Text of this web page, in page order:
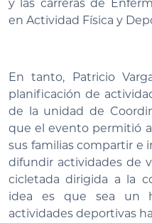
y las carreras de
en Actividad Física y
En tanto, Patricio
planificación de
de la unidad de
que el evento permitió
sus familias compartir e
difundir actividades de
cicletada dirigida a la
idea es que sea un
actividades deportivas